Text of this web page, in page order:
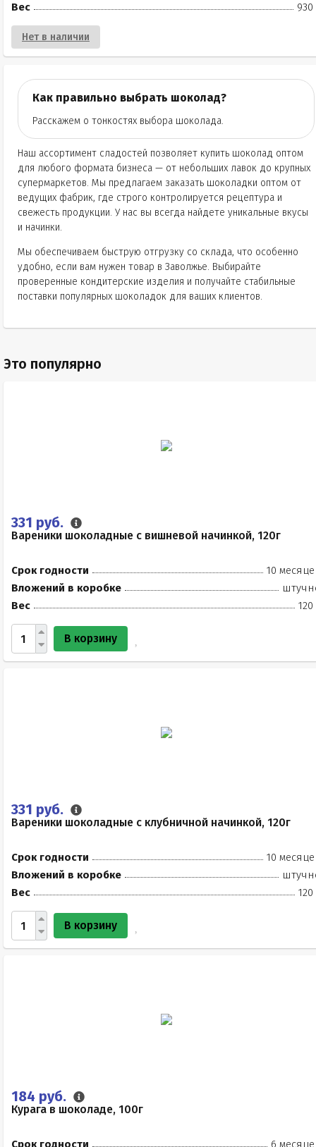
Вес
930
Нет в наличии
Как правильно выбрать шоколад?
Расскажем о тонкостях выбора шоколада.
Наш ассортимент сладостей позволяет купить шоколад оптом
для любого формата бизнеса — от небольших лавок до крупных
супермаркетов. Мы предлагаем заказать шоколадки оптом от
ведущих фабрик, где строго контролируется рецептура и
свежесть продукции. У нас вы всегда найдете уникальные вкусы
и начинки.
Мы обеспечиваем быструю отгрузку со склада, что особенно
удобно, если вам нужен товар в Заволжье. Выбирайте
проверенные кондитерские изделия и получайте стабильные
поставки популярных шоколадок для ваших клиентов.
Это популярно
331 руб.
Вареники шоколадные с вишневой начинкой, 120г
Срок годности
10
Вложений в коробке
Вес
120
В корзину
331 руб.
Вареники шоколадные с клубничной начинкой, 120г
Срок годности
10
Вложений в коробке
Вес
120
В корзину
184 руб.
Курага в шоколаде, 100г
Срок годности 6